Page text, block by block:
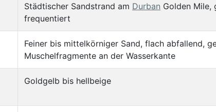
Städtischer Sandstrand am Durban Golden Mile,
frequentiert
Feiner bis mittelkörniger Sand, flach abfallend,
Muschelfragmente an der Wasserkante
Goldgelb bis hellbeige